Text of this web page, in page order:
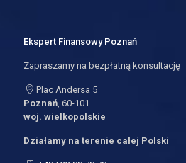
Ekspert Finansowy Poznań
Zapraszamy na bezpłatną konsultację
Plac Andersa 5
Poznań, 60-101
woj. wielkopolskie
Działamy na terenie całej Polski